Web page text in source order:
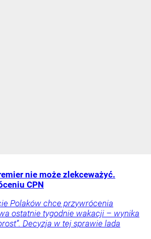
nie może zlekceważyć.
CPN
Polaków chce przywrócenia
ostatnie tygodnie wakacji – wynika
Decyzja w tej sprawie lada